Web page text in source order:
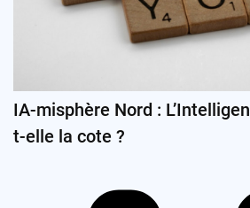
IA-misphère Nord :
t-elle la cote ?